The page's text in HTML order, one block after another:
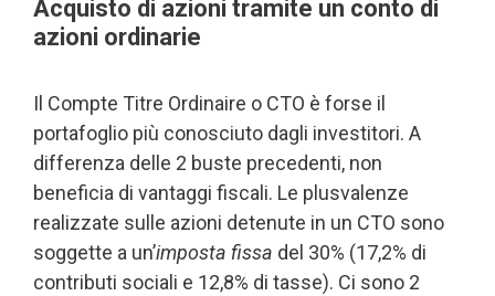
Acquisto di azioni tramite un conto di
azioni ordinarie
Il Compte Titre Ordinaire o CTO è forse il
portafoglio più conosciuto dagli investitori. A
differenza delle 2 buste precedenti, non
beneficia di vantaggi fiscali. Le plusvalenze
realizzate sulle azioni detenute in un CTO sono
soggette a un’imposta fissa del 30% (17,2% di
contributi sociali e 12,8% di tasse). Ci sono 2